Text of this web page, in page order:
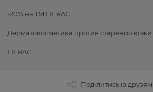
-20% на TM LIERAC
Дерматокосметика против старения
LIERAC
Поділитись із